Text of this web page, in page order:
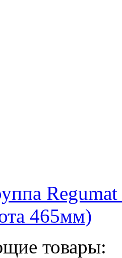
465мм)
товары: